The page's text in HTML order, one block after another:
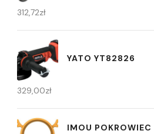
312,72zł
YATO YT82826
329,00zł
IMOU